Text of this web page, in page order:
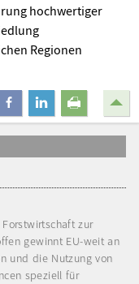
hochwertiger
Regionen
teilen mitteilendrucken
zur
gewinnt EU-weit an
und die Nutzung von
speziell für